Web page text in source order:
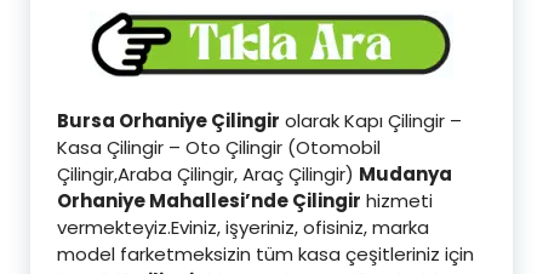
Bursa Orhaniye Çilingir olarak Kapı Çilingir –
Kasa Çilingir – Oto Çilingir (Otomobil
Çilingir,Araba Çilingir, Araç Çilingir) Mudanya
Orhaniye Mahallesi’nde Çilingir hizmeti
vermekteyiz.Eviniz, işyeriniz, ofisiniz, marka
model farketmeksizin tüm kasa çeşitleriniz için